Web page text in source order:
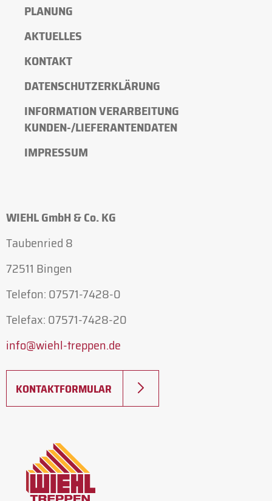
WIEHL GmbH & Co. KG
Taubenried 8
72511 Bingen
Telefon: 07571-7428-0
Telefax: 07571-7428-20
info@wiehl-treppen.de
KONTAKTFORMULAR
PLANUNG
AKTUELLES
KONTAKT
DATENSCHUTZERKLÄRUNG
INFORMATION VERARBEITUNG
KUNDEN-/LIEFERANTENDATEN
IMPRESSUM